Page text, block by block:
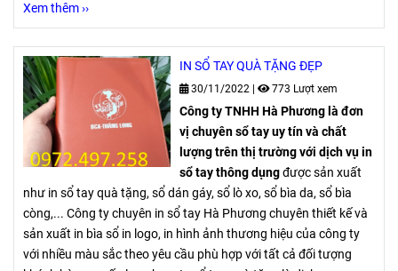
Xem thêm ››
IN SỔ TAY QUÀ TẶNG ĐẸP
30/11/2022 | 773 Lượt xem
Công ty TNHH Hà Phương là đơn
vị chuyên sổ tay uy tín và chất
lượng trên thị trường với dịch vụ in
sổ tay thông dụngđược sản xuất
như in sổ tay quà tặng, sổ dán gáy, sổ lò xo, sổ bìa da, sổ bìa
còng,... Công ty chuyên in sổ tay Hà Phương chuyên thiết kế và
sản xuất in bìa sổ in logo, in hình ảnh thương hiệu của công ty
với nhiều màu sắc theo yêu cầu phù hợp với tất cả đối tượng